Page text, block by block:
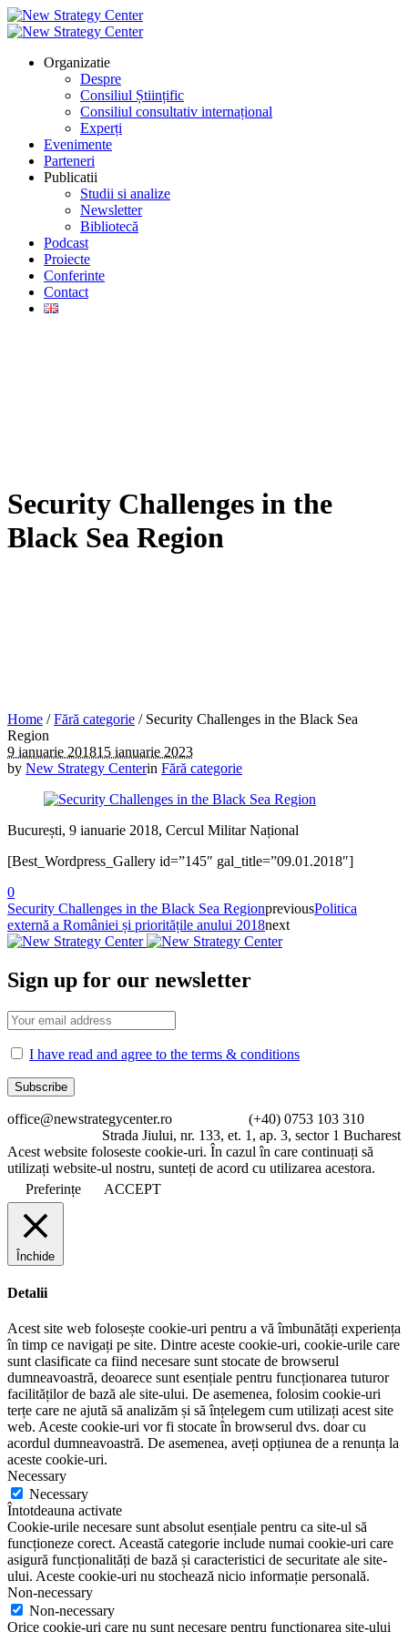
Organizatie
Despre
Consiliul Științific
Consiliul consultativ internațional
Experți
Evenimente
Parteneri
Publicatii
Studii si analize
Newsletter
Bibliotecă
Podcast
Proiecte
Conferinte
Contact
Security Challenges in the
Black Sea Region
Home /Fără categorie / Security Challenges in the Black Sea
Region
9 ianuarie 201815 ianuarie 2023
by New Strategy Centerin Fără categorie
București, 9 ianuarie 2018, Cercul Militar Național
[Best_Wordpress_Gallery id=”145″ gal_title=”09.01.2018″]
0
Security Challenges in the Black Sea RegionpreviousPolitica
externă a României și prioritățile anului 2018next
Sign up for our newsletter
I have read and agree to the terms & conditions
office@newstrategycenter.ro (+40) 0753 103 310
Strada Jiului, nr. 133, et. 1, ap. 3, sector 1 Bucharest
Acest website foloseste cookie-uri. În cazul în care continuați să
utilizați website-ul nostru, sunteți de acord cu utilizarea acestora.
Preferințe
ACCEPT
Închide
Detalii
Acest site web folosește cookie-uri pentru a vă îmbunătăți experiența
în timp ce navigați pe site. Dintre aceste cookie-uri, cookie-urile care
sunt clasificate ca fiind necesare sunt stocate de browserul
dumneavoastră, deoarece sunt esențiale pentru funcționarea tuturor
facilităților de bază ale site-ului. De asemenea, folosim cookie-uri
terțe care ne ajută să analizăm și să înțelegem cum utilizați acest site
web. Aceste cookie-uri vor fi stocate în browserul dvs. doar cu
acordul dumneavoastră. De asemenea, aveți opțiunea de a renunța la
aceste cookie-uri.
Necessary
Necessary
Întotdeauna activate
Cookie-urile necesare sunt absolut esențiale pentru ca site-ul să
funcționeze corect. Această categorie include numai cookie-uri care
asigură funcționalități de bază și caracteristici de securitate ale site-
ului. Aceste cookie-uri nu stochează nicio informație personală.
Non-necessary
Non-necessary
Orice cookie-uri care nu sunt necesare pentru funcționarea site-ului